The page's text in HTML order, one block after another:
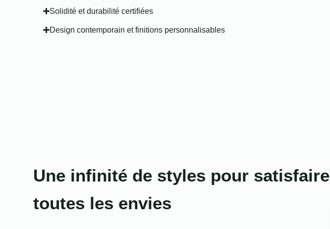
Solidité et durabilité certifiées
Design contemporain et finitions personnalisables
Une infinité de styles pour satisfaire
toutes les envies